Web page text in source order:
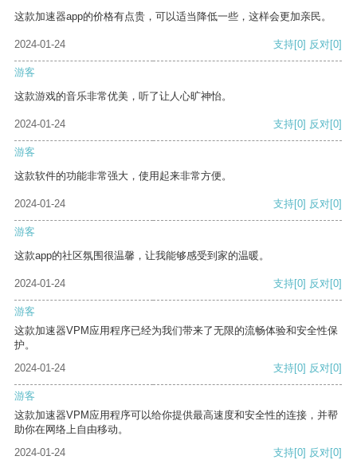
这款加速器app的价格有点贵，可以适当降低一些，这样会更加亲民。
2024-01-24 支持[0] 反对[0]
游客
这款游戏的音乐非常优美，听了让人心旷神怡。
2024-01-24 支持[0] 反对[0]
游客
这款软件的功能非常强大，使用起来非常方便。
2024-01-24 支持[0] 反对[0]
游客
这款app的社区氛围很温馨，让我能够感受到家的温暖。
2024-01-24 支持[0] 反对[0]
游客
这款加速器VPM应用程序已经为我们带来了无限的流畅体验和安全性保
护。
2024-01-24
支持[0] 反对[0]
游客
这款加速器VPM应用程序可以给你提供最高速度和安全性的连接，并帮
助你在网络上自由移动。
2024-01-24
支持[0] 反对[0]